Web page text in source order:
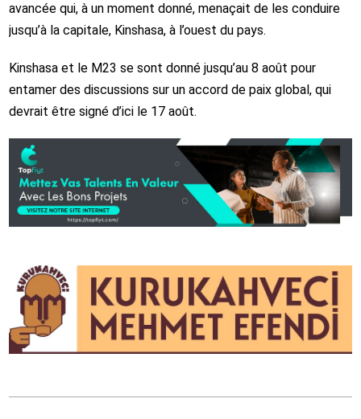
avancée qui, à un moment donné, menaçait de les conduire
jusqu’à la capitale, Kinshasa, à l’ouest du pays.
Kinshasa et le M23 se sont donné jusqu’au 8 août pour
entamer des discussions sur un accord de paix global, qui
devrait être signé d’ici le 17 août.